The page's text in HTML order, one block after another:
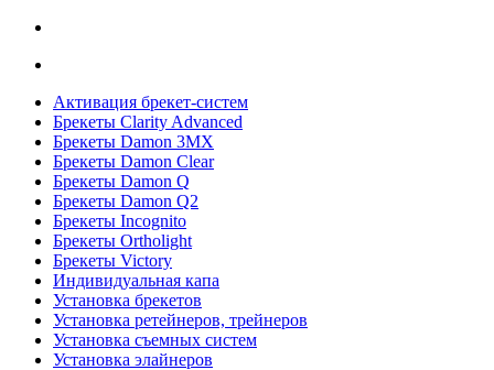
Активация брекет-систем
Брекеты Clarity Advanced
Брекеты Damon 3MX
Брекеты Damon Clear
Брекеты Damon Q
Брекеты Damon Q2
Брекеты Incognito
Брекеты Ortholight
Брекеты Victory
Индивидуальная капа
Установка брекетов
Установка ретейнеров, трейнеров
Установка съемных систем
Установка элайнеров